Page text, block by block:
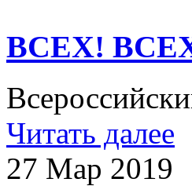
ВСЕХ!
Читать далее
27 Мар 2019